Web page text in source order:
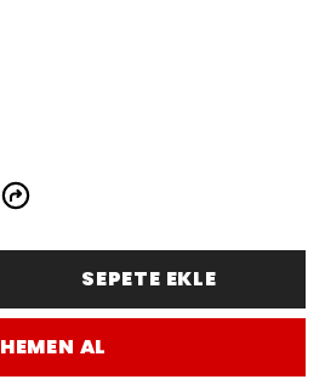
SEPETE EKLE
HEMEN AL